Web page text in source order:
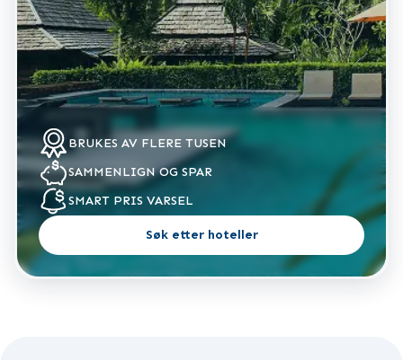
BRUKES AV FLERE TUSEN
SAMMENLIGNOG SPAR
SMART PRIS VARSEL
Søk etter hoteller